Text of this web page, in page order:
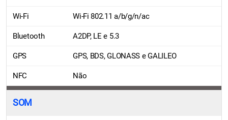
Wi-Fi Wi-Fi 802.11 a/b/g/n/ac
Bluetooth A2DP, LE e 5.3
GPS GPS, BDS, GLONASS e GALILEO
NFC Não
SOM